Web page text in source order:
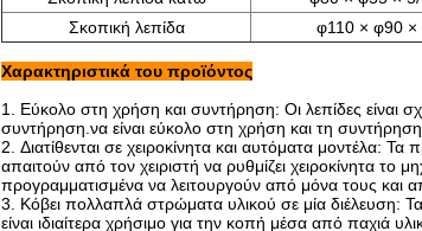
Σκοπική λεπίδα
φ110 × φ90 ×
Χαρακτηριστικά του προϊόντος
Εύκολο στη χρήση και συντήρηση: Οι λεπίδες είναι
συντήρηση.να είναι εύκολο στη χρήση και τη συντήρηση.
Διατίθενται σε χειροκίνητα και αυτόματα μοντέλα: Τα
απαιτούν από τον χειριστή να ρυθμίζει χειροκίνητα το
προγραμματισμένα να λειτουργούν από μόνα τους και
Κόβει πολλαπλά στρώματα υλικού σε μία διέλευση:
είναι ιδιαίτερα χρήσιμο για την κοπή μέσα από παχιά